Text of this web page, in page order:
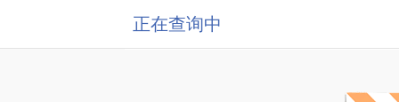
正在查询中